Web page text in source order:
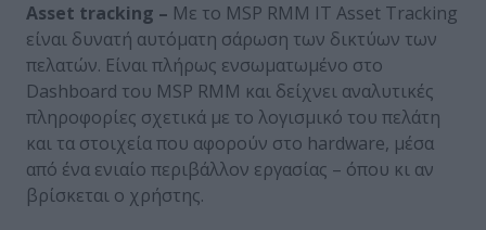
Asset tracking – Με το MSP RMM IT Asset Tracking
είναι δυνατή αυτόματη σάρωση των δικτύων των
πελατών. Είναι πλήρως ενσωματωμένο στο
Dashboard του MSP RMM και δείχνει αναλυτικές
πληροφορίες σχετικά με το λογισμικό του πελάτη
και τα στοιχεία που αφορούν στο hardware, μέσα
από ένα ενιαίο περιβάλλον εργασίας – όπου κι αν
βρίσκεται ο χρήστης.